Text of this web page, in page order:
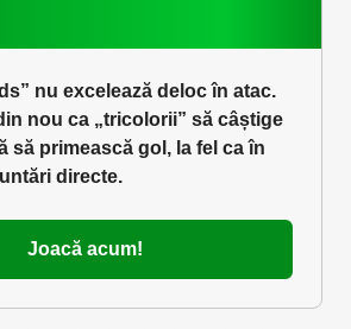
nu excelează deloc în atac.
nou ca „tricolorii” să câștige
să primească gol, la fel ca în
directe.
Joacă acum!